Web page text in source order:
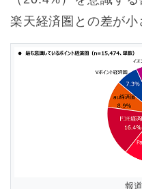
楽天経済圏との差が小
報